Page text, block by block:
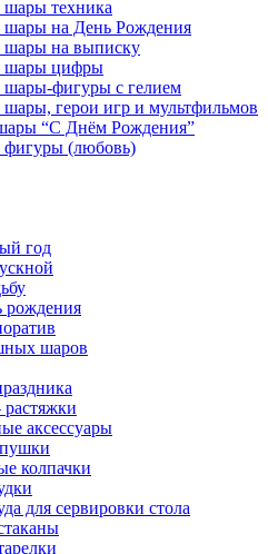
техника
на День Рождения
шары на выписку
шары цифры
фигуры с гелием
герои игр и мультфильмов
“С Днём Рождения”
(любовь)
год
рождения
шаров
аксессуары
колпачки
для сервировки стола